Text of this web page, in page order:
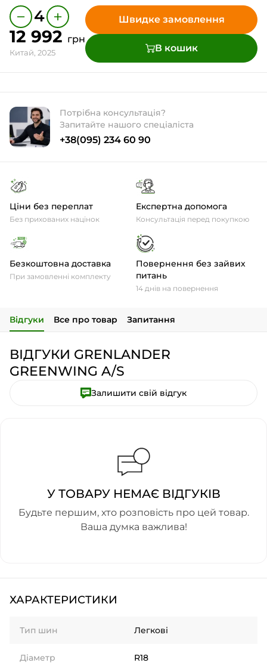
− 4 +
12 992 грн
Китай, 2025
Швидке замовлення
В кошик
Потрібна консультація?
Запитайте нашого спеціаліста
+38(095) 234 60 90
Ціни без переплат
Без прихованих націнок
Експертна допомога
Консультація перед покупкою
Безкоштовна доставка
При замовленні комплекту
Повернення без зайвих
питань
14 днів на повернення
Відгуки Все про товар Запитання
ВІДГУКИ GRENLANDER
GREENWING A/S
Залишити свій відгук
У ТОВАРУ НЕМАЄ ВІДГУКІВ
Будьте першим, хто розповість про цей товар.
Ваша думка важлива!
ХАРАКТЕРИСТИКИ
Тип шин Легкові
Діаметр R18